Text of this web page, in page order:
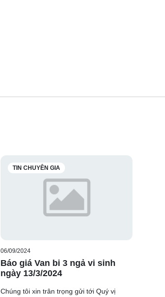
TIN CHUYÊN GIA
06/09/2024
Báo giá Van bi 3 ngả vi sinh
ngày 13/3/2024
Chúng tôi xin trân trọng gửi tới Quý vị